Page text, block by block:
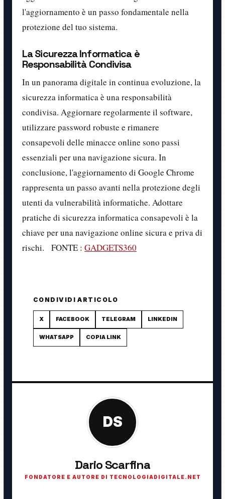
l'aggiornamento è un passo fondamentale nella
protezione del tuo sistema.
La Sicurezza Informatica è
Responsabilità Condivisa
In un panorama digitale in continua evoluzione, la
sicurezza informatica è una responsabilità
condivisa. Aggiornare regolarmente il software,
utilizzare password robuste e rimanere
consapevoli delle minacce online sono passi
essenziali per una navigazione sicura. In
conclusione, l'aggiornamento di Google Chrome
rappresenta un passo avanti nella protezione degli
utenti da vulnerabilità informatiche. Adottare
pratiche di sicurezza informatica consapevoli è la
chiave per una navigazione online sicura e priva di
rischi. FONTE : GADGETS360
CONDIVIDI ARTICOLO
X FACEBOOK TELEGRAM LINKEDIN
WHATSAPP COPIA LINK
DS
Dario Scarfina
FONDATORE E AUTORE DI TECNOLOGIADIGITALE.NET